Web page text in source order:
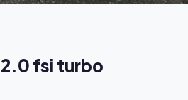
fsi turbo